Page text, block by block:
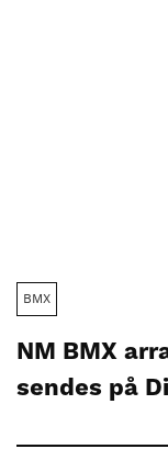
BMX
NM BMX
sendes på